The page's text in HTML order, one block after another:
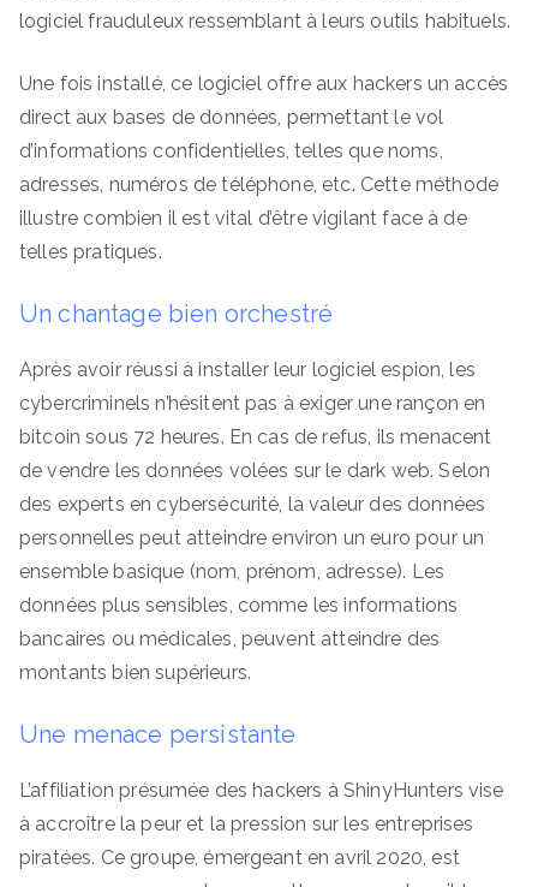
logiciel frauduleux ressemblant à leurs outils habituels.
Une fois installé, ce logiciel offre aux hackers un accès
direct aux bases de données, permettant le vol
d’informations confidentielles, telles que noms,
adresses, numéros de téléphone, etc. Cette méthode
illustre combien il est vital d’être vigilant face à de
telles pratiques.
Un chantage bien orchestré
Après avoir réussi à installer leur logiciel espion, les
cybercriminels n’hésitent pas à exiger une rançon en
bitcoin sous 72 heures. En cas de refus, ils menacent
de vendre les données volées sur le dark web. Selon
des experts en cybersécurité, la valeur des données
personnelles peut atteindre environ un euro pour un
ensemble basique (nom, prénom, adresse). Les
données plus sensibles, comme les informations
bancaires ou médicales, peuvent atteindre des
montants bien supérieurs.
Une menace persistante
L’affiliation présumée des hackers à ShinyHunters vise
à accroître la peur et la pression sur les entreprises
piratées. Ce groupe, émergeant en avril 2020, est